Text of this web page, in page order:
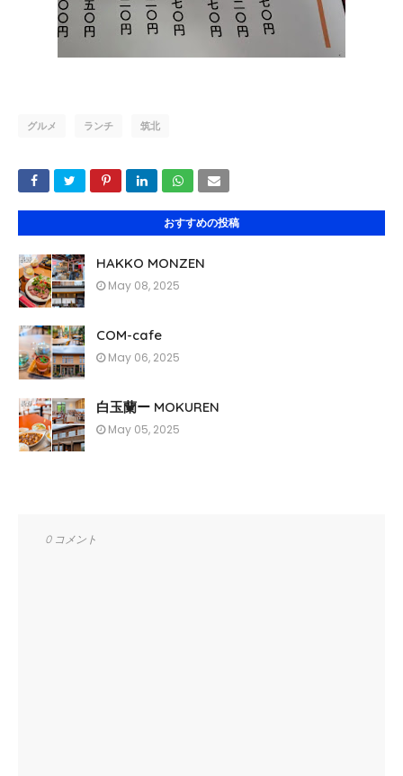
グルメ ランチ 筑北
おすすめの投稿
HAKKO MONZEN
May 08, 2025
COM-cafe
May 06, 2025
白玉蘭ー MOKUREN
May 05, 2025
0 コメント